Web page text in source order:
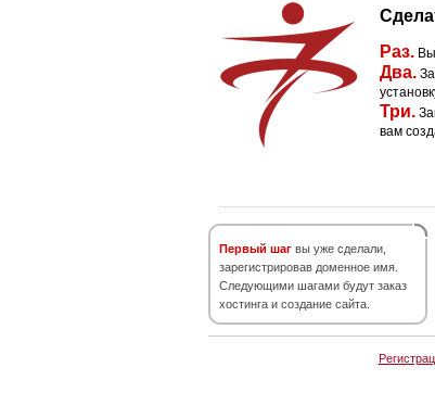
Раз.
Два.
Три.
вам
Первый шаг вы уже сделали,
зарегистрировав доменное имя.
Следующими шагами будут заказ
хостинга и создание сайта.